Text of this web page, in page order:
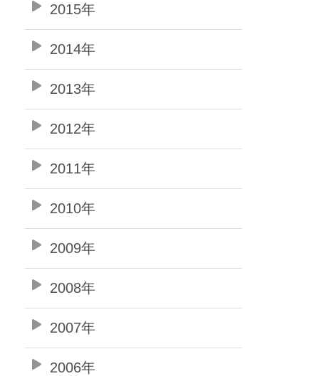
2015年
2014年
2013年
2012年
2011年
2010年
2009年
2008年
2007年
2006年